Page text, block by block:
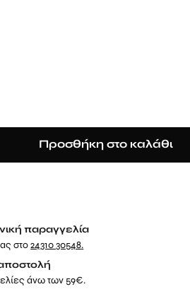
Προσθήκη στο καλάθι
παραγγελία
στο24310 30548.
άνω των 59€.